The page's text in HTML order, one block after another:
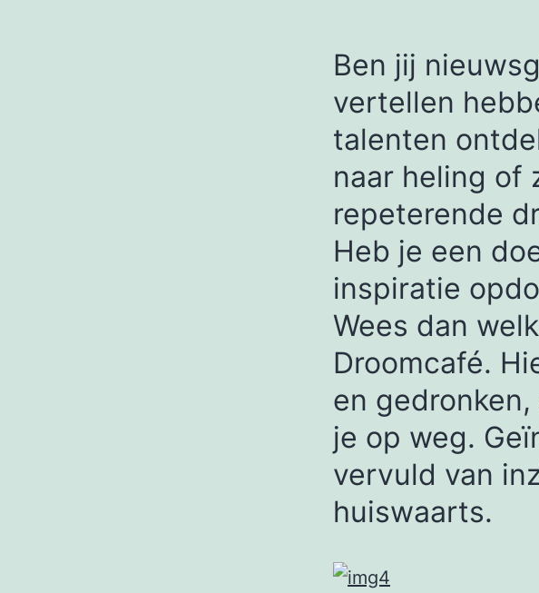
Ben jij
vertellen
talenten
naar heling of
repeterende
Heb je een
inspiratie
Wees dan
Droomcafé.
en
je op weg.
vervuld van
huiswaarts.